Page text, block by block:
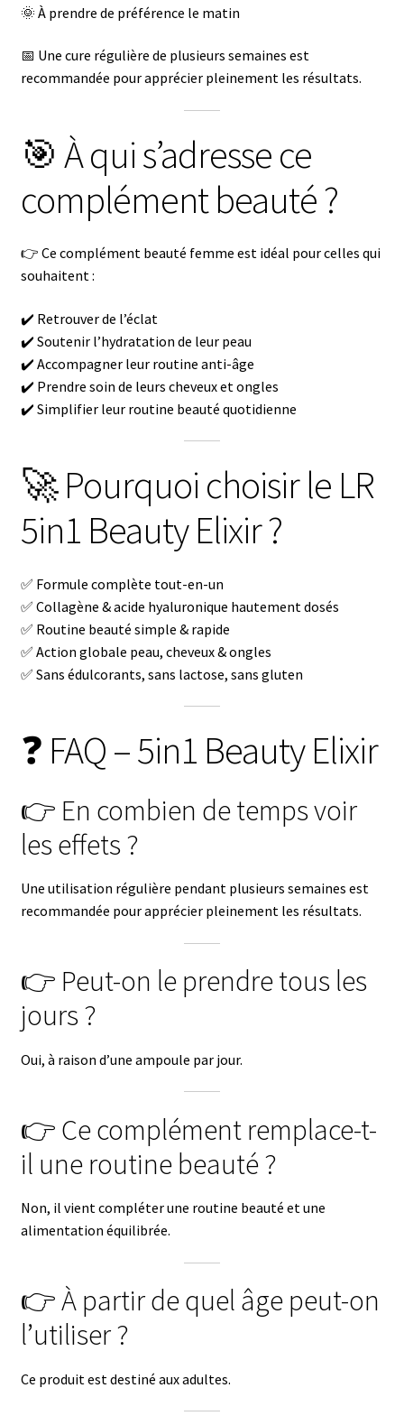
🌞 À prendre de préférence le matin
📅 Une cure régulière de plusieurs semaines est
recommandée pour apprécier pleinement les résultats.
🎯 À qui s’adresse ce
complément beauté ?
👉 Ce complément beauté femme est idéal pour celles qui
souhaitent :
✔️ Retrouver de l’éclat
✔️ Soutenir l’hydratation de leur peau
✔️ Accompagner leur routine anti-âge
✔️ Prendre soin de leurs cheveux et ongles
✔️ Simplifier leur routine beauté quotidienne
🚀 Pourquoi choisir le LR
5in1 Beauty Elixir ?
✅ Formule complète tout-en-un
✅ Collagène & acide hyaluronique hautement dosés
✅ Routine beauté simple & rapide
✅ Action globale peau, cheveux & ongles
✅ Sans édulcorants, sans lactose, sans gluten
❓ FAQ – 5in1 Beauty Elixir
👉 En combien de temps voir
les effets ?
Une utilisation régulière pendant plusieurs semaines est
recommandée pour apprécier pleinement les résultats.
👉 Peut-on le prendre tous les
jours ?
Oui, à raison d’une ampoule par jour.
👉 Ce complément remplace-t-
il une routine beauté ?
Non, il vient compléter une routine beauté et une
alimentation équilibrée.
👉 À partir de quel âge peut-on
l’utiliser ?
Ce produit est destiné aux adultes.